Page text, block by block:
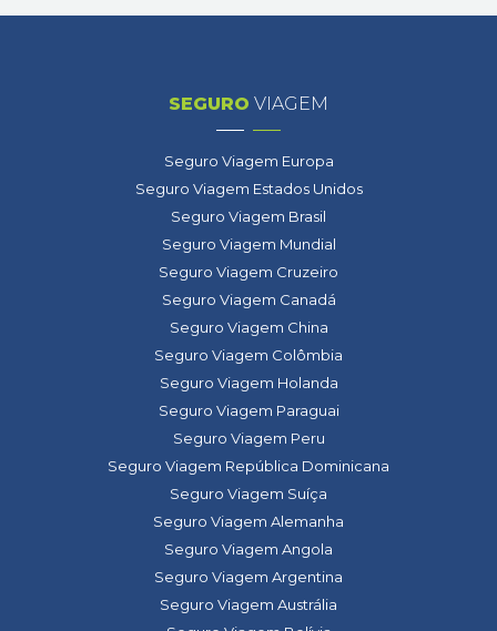
SEGURO VIAGEM
Seguro Viagem Europa
Seguro Viagem Estados Unidos
Seguro Viagem Brasil
Seguro Viagem Mundial
Seguro Viagem Cruzeiro
Seguro Viagem Canadá
Seguro Viagem China
Seguro Viagem Colômbia
Seguro Viagem Holanda
Seguro Viagem Paraguai
Seguro Viagem Peru
Seguro Viagem República Dominicana
Seguro Viagem Suíça
Seguro Viagem Alemanha
Seguro Viagem Angola
Seguro Viagem Argentina
Seguro Viagem Austrália